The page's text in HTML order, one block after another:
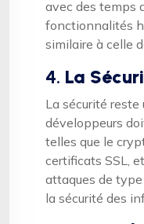
avec des temps
fonctionnalités
similaire à celle
4. La
La sécurité
développeurs
telles que le
certificats SSL,
attaques de type
la sécurité des